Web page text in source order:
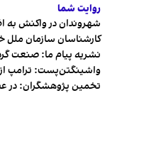
روایت شما
شهروندان در واکنش به
کارشناسان سازمان ملل
نشریه پیام ما: صنعت
واشینگتن‌پست: ترامپ
تخمین پژوهشگران: در عصر طلایی تنوع